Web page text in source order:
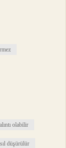
olabilir
düşürülür